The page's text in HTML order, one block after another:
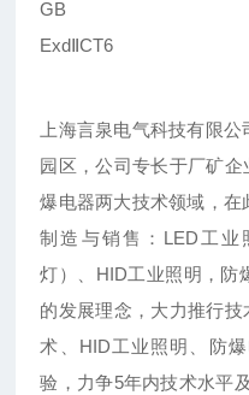
GB
ExdⅡCT6
上海言泉电气科技有限
园区，公司专长于厂矿
爆电器两大技术领域，
制造与销售：LED工业
灯）、HID工业照明，防
的发展理念，大力推行
术、HID工业照明、防
验，力争5年内技术水平